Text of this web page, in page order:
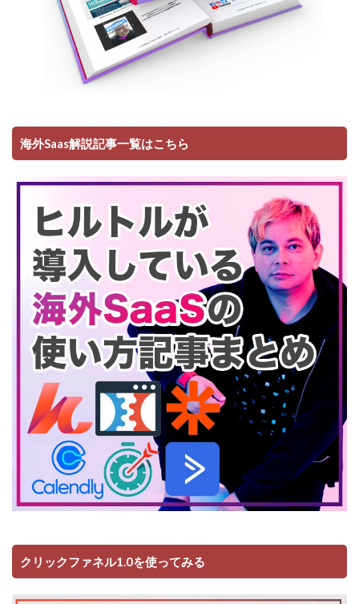
海外Saas解説記事一覧はこちら
クリックファネル1.0を使ってみる